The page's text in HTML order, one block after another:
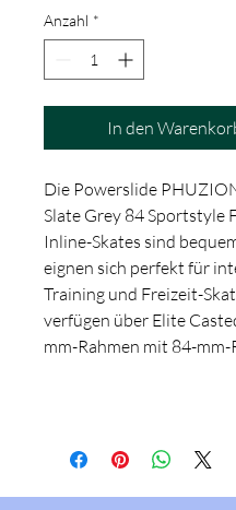
Anzahl *
In den
Die Powerslide
Slate Grey 84 Sportstyle
Inline-Skates sind
eignen sich perfekt für
Training und Freizeit-
verfügen über Elite
mm-Rahmen mit 84-mm-